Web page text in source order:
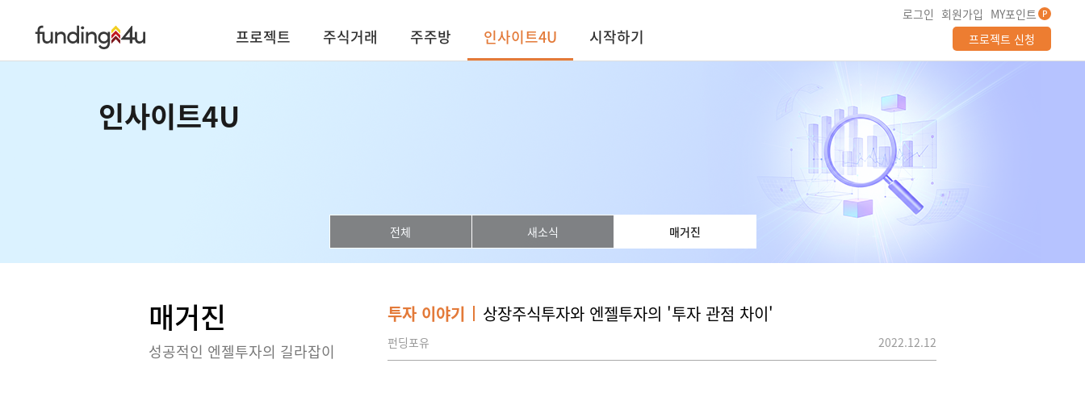
로그인 회원가입 MY포인트 P
프로젝트 주식거래 주주방 인사이트4U 시작하기 프로젝트 신청
인사이트4U
전체 새소식 매거진
매거진
성공적인 엔젤투자의 길라잡이
투자 이야기 상장주식투자와 엔젤투자의 '투자 관점 차이'
펀딩포유 2022.12.12